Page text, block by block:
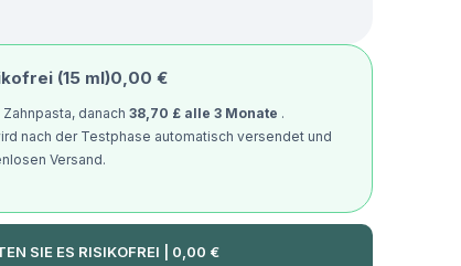
(15 ml)0,00 €
Zahnpasta, danach38,70 £ alle 3 Monate .
nach der Testphase automatisch versendet und
Versand.
SIE ES RISIKOFREI | 0,00 €